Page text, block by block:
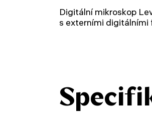
Digitální mikroskop
s externími digitálními